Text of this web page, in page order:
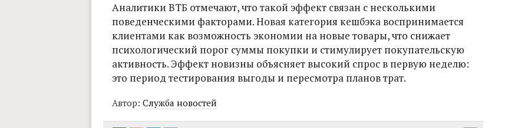
Аналитики ВТБ отмечают, что такой эффект связан с несколькими
поведенческими факторами. Новая категория кешбэка воспринимается
клиентами как возможность экономии на новые товары, что снижает
психологический порог суммы покупки и стимулирует покупательскую
активность. Эффект новизны объясняет высокий спрос в первую неделю:
это период тестирования выгоды и пересмотра планов трат.
Автор: Служба новостей